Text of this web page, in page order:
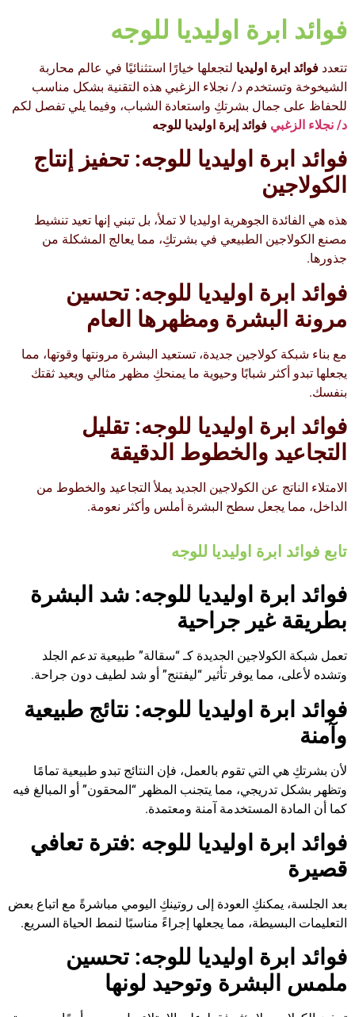
فوائد ابرة اوليديا للوجه
تتعدد فوائد ابرة اوليديا لتجعلها خيارًا استثنائيًا في عالم محاربة
الشيخوخة وتستخدم د/ نجلاء الزغبي هذه التقنية بشكل مناسب
للحفاظ على جمال بشرتكِ واستعادة الشباب، وفيما يلي تفصل لكم
د/ نجلاء الزغبي فوائد إبرة اوليديا للوجه
فوائد ابرة اوليديا للوجه: تحفيز إنتاج
الكولاجين
هذه هي الفائدة الجوهرية اوليديا لا تملأ، بل تبني إنها تعيد تنشيط
مصنع الكولاجين الطبيعي في بشرتكِ، مما يعالج المشكلة من
جذورها.
فوائد ابرة اوليديا للوجه: تحسين
مرونة البشرة ومظهرها العام
مع بناء شبكة كولاجين جديدة، تستعيد البشرة مرونتها وقوتها، مما
يجعلها تبدو أكثر شبابًا وحيوية ما يمنحكِ مظهر مثالي ويعيد ثقتك
بنفسك.
فوائد ابرة اوليديا للوجه: تقليل
التجاعيد والخطوط الدقيقة
الامتلاء الناتج عن الكولاجين الجديد يملأ التجاعيد والخطوط من
الداخل، مما يجعل سطح البشرة أملس وأكثر نعومة.
تابع فوائد ابرة اوليديا للوجه
فوائد ابرة اوليديا للوجه: شد البشرة
بطريقة غير جراحية
تعمل شبكة الكولاجين الجديدة كـ “سقالة” طبيعية تدعم الجلد
وتشده لأعلى، مما يوفر تأثير “ليفتنج” أو شد لطيف دون جراحة.
فوائد ابرة اوليديا للوجه: نتائج طبيعية
وآمنة
لأن بشرتكِ هي التي تقوم بالعمل، فإن النتائج تبدو طبيعية تمامًا
وتظهر بشكل تدريجي، مما يتجنب المظهر “المحقون” أو المبالغ فيه
كما أن المادة المستخدمة آمنة ومعتمدة.
فوائد ابرة اوليديا للوجه :فترة تعافي
قصيرة
بعد الجلسة، يمكنكِ العودة إلى روتينكِ اليومي مباشرةً مع اتباع بعض
التعليمات البسيطة، مما يجعلها إجراءً مناسبًا لنمط الحياة السريع.
فوائد ابرة اوليديا للوجه: تحسين
ملمس البشرة وتوحيد لونها